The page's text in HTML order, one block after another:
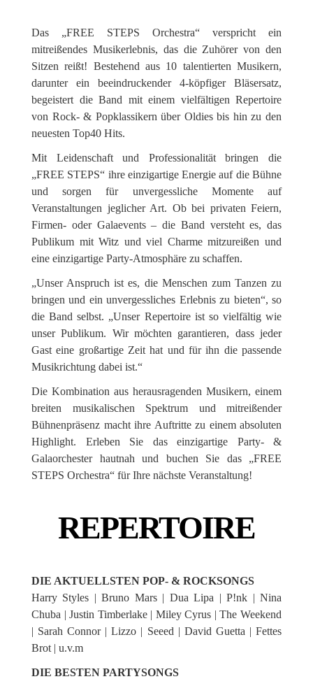
Das „FREE STEPS Orchestra“ verspricht ein
mitreißendes Musikerlebnis, das die Zuhörer von den
Sitzen reißt! Bestehend aus 10 talentierten Musikern,
darunter ein beeindruckender 4-köpfiger Bläsersatz,
begeistert die Band mit einem vielfältigen Repertoire
von Rock- & Popklassikern über Oldies bis hin zu den
neuesten Top40 Hits.
Mit Leidenschaft und Professionalität bringen die
„FREE STEPS“ ihre einzigartige Energie auf die Bühne
und sorgen für unvergessliche Momente auf
Veranstaltungen jeglicher Art. Ob bei privaten Feiern,
Firmen- oder Galaevents – die Band versteht es, das
Publikum mit Witz und viel Charme mitzureißen und
eine einzigartige Party-Atmosphäre zu schaffen.
„Unser Anspruch ist es, die Menschen zum Tanzen zu
bringen und ein unvergessliches Erlebnis zu bieten“, so
die Band selbst. „Unser Repertoire ist so vielfältig wie
unser Publikum. Wir möchten garantieren, dass jeder
Gast eine großartige Zeit hat und für ihn die passende
Musikrichtung dabei ist.“
Die Kombination aus herausragenden Musikern, einem
breiten musikalischen Spektrum und mitreißender
Bühnenpräsenz macht ihre Auftritte zu einem absoluten
Highlight. Erleben Sie das einzigartige Party- &
Galaorchester hautnah und buchen Sie das „FREE
STEPS Orchestra“ für Ihre nächste Veranstaltung!
REPERTOIRE
DIE AKTUELLSTEN POP- & ROCKSONGS
Harry Styles | Bruno Mars | Dua Lipa | P!nk | Nina
Chuba | Justin Timberlake | Miley Cyrus | The Weekend
| Sarah Connor | Lizzo | Seeed | David Guetta | Fettes
Brot | u.v.m
DIE BESTEN PARTYSONGS